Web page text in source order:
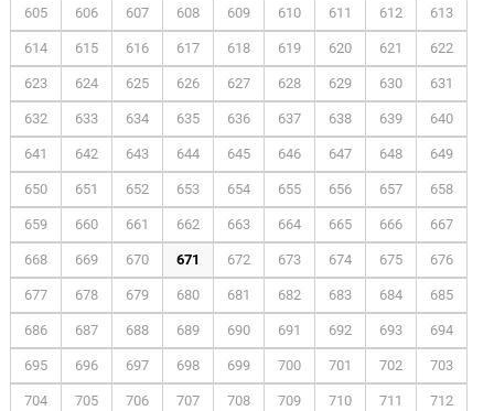
605 606 607 608 609 610 611 612 613
614 615 616 617 618 619 620 621 622
623 624 625 626 627 628 629 630 631
632 633 634 635 636 637 638 639 640
641 642 643 644 645 646 647 648 649
650 651 652 653 654 655 656 657 658
659 660 661 662 663 664 665 666 667
668 669 670 671 672 673 674 675 676
677 678 679 680 681 682 683 684 685
686 687 688 689 690 691 692 693 694
695 696 697 698 699 700 701 702 703
704 705 706 707 708 709 710 711 712